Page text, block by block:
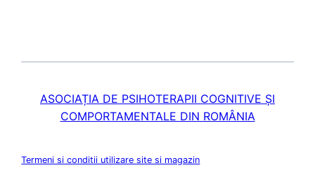
ASOCIAȚIA DE PSIHOTERAPII COGNITIVE ȘI
COMPORTAMENTALE DIN ROMÂNIA
Termeni si conditii utilizare site si magazin